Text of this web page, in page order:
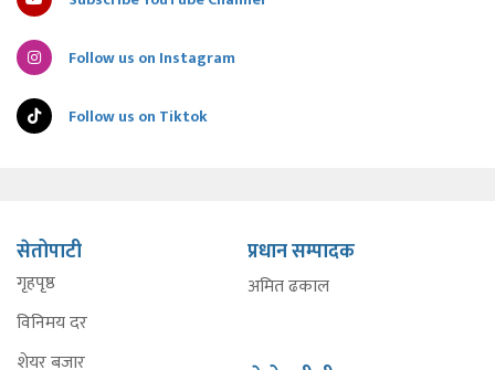
Follow us on Instagram
Follow us on Tiktok
सेतोपाटी
गृहपृष्ठ
विनिमय दर
शेयर बजार
प्रधान सम्पादक
अमित ढकाल